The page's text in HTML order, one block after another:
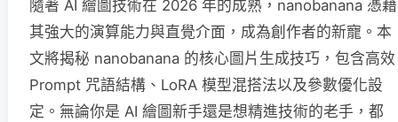
隨著 AI 繪圖技術在 2026 年的成熟，nanobanana 憑藉
其強大的演算能力與直覺介面，成為創作者的新寵。本
文將揭秘 nanobanana 的核心圖片生成技巧，包含高效
Prompt 咒語結構、LoRA 模型混搭法以及參數優化設
定。無論你是 AI 繪圖新手還是想精進技術的老手，都